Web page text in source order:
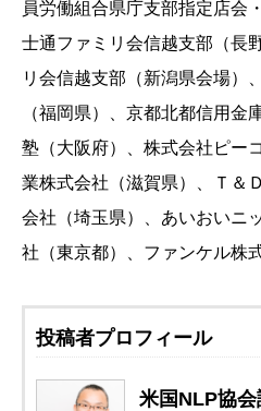
員労働組合県庁支部指定店会
士通ファミリ会信越支部（長
リ会信越支部（新潟県会場）
（福岡県）、京都北都信用金
塾（大阪府）、株式会社ピー
業株式会社（滋賀県）、Ｔ＆
会社（埼玉県）、あいおいニ
社（東京都）、ファンケル株
投稿者プロフィール
米国NLP協